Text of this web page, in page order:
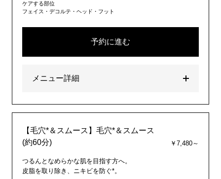
ケアする部位
フェイス・デコルテ・ヘッド・フット
予約に進む
メニュー詳細
【毛穴*＆スムース】毛穴*＆スムース
(約60分)
￥7,480～
つるんとなめらかな肌を目指す方へ。
皮脂を取り除き、ニキビを防ぐ*。